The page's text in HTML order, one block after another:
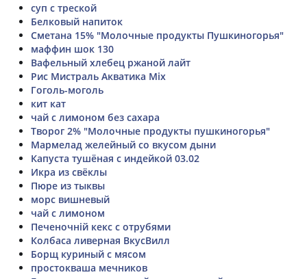
суп с треской
Белковый напиток
Сметана 15% "Молочные продукты Пушкиногорья"
маффин шок 130
Вафельный хлебец ржаной лайт
Рис Мистраль Акватика Mix
Гоголь-моголь
кит кат
чай с лимоном без сахара
Творог 2% "Молочные продукты пушкиногорья"
Мармелад желейный со вкусом дыни
Капуста тушёная с индейкой 03.02
Икра из свёклы
Пюре из тыквы
морс вишневый
чай с лимоном
Печеночній кекс с отрубями
Колбаса ливерная ВкусВилл
Борщ куриный с мясом
простокваша мечников